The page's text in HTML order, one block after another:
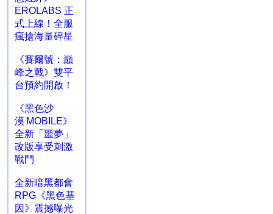
EROLABS 正
式上線！全服
瘋搶海量碎星
《賽爾號：巔
峰之戰》雙平
台預約開啟！
《黑色沙
漠 MOBILE》
全新「噩夢」
改版享受刺激
戰鬥
全新暗黑都會
RPG《黑色基
因》震撼曝光